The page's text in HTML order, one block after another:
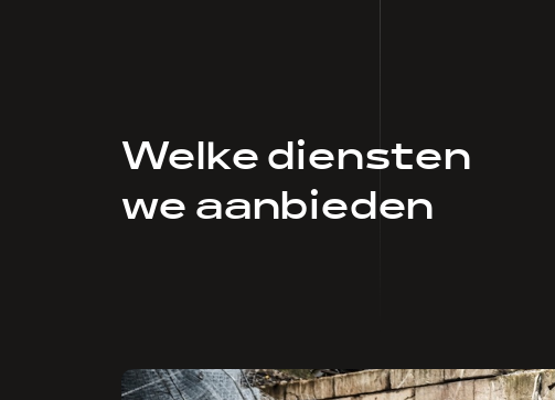
Welke diensten
we aanbieden